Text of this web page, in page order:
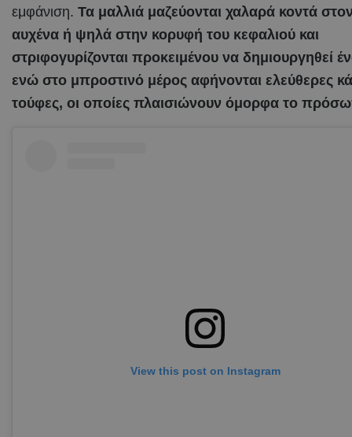
εμφάνιση. Τα μαλλιά μαζεύονται χαλαρά κοντά
αυχένα ή ψηλά στην κορυφή του κεφαλιού και
στριφογυρίζονται προκειμένου να δημιουργηθεί
ενώ στο μπροστινό μέρος αφήνονται ελεύθερες
τούφες, οι οποίες πλαισιώνουν όμορφα το
View this post on Instagram